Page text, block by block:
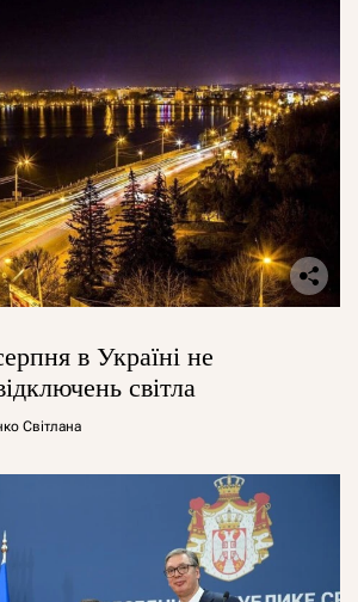
в Україні не
світла
Світлана